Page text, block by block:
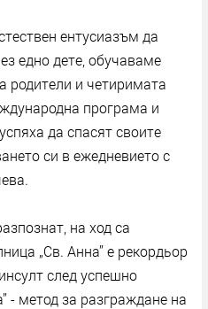
ентусиазъм да
едно дете, обучаваме
и четиримата
програма и
да спасят своите
си в ежедневието с
на ход са
„Св. Анна” е рекордьор
след успешно
- метод за разграждане на